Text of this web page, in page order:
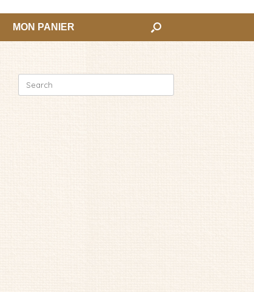
MON PANIER
for: